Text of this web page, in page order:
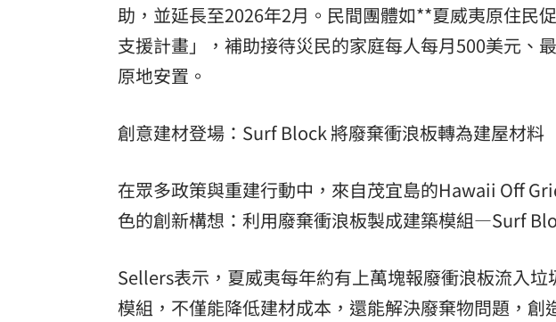
助，並延長至2026年2月。民間團體如**夏威夷原住民
支援計畫」，補助接待災民的家庭每人每月500美元、
原地安置。
創意建材登場：Surf Block 將廢棄衝浪板轉為建屋材料
在眾多政策與重建行動中，來自茂宜島的Hawaii Off
色的創新構想：利用廢棄衝浪板製成建築模組—Surf
Sellers表示，夏威夷每年約有上萬塊報廢衝浪板流入
模組，不僅能降低建材成本，還能解決廢棄物問題，創